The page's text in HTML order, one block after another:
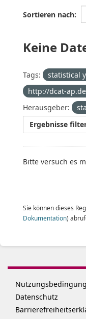
Sortieren nach
Keine
Tags: statistical
http://dcat-
Herausgeber:
Ergebnisse
Bitte versuch es
Sie können dieses
Dokumentation)
Datenschutz